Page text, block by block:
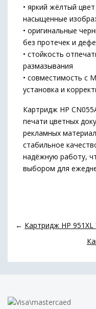
• яркий жёлтый
насыщенные
• оригинальные
без протечек и
• стойкость
размазывания
• совместимость с
установка и
Картридж HP
печати цветных
рекламных
стабильное
надёжную работу,
выбором для
← Картридж HP 951XL